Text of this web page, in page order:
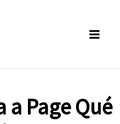
a Page Qué